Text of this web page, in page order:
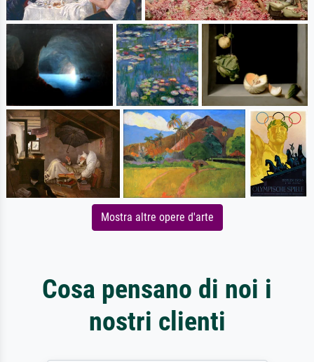
Mostra altre opere d'arte
Cosa pensano di noi i
nostri clienti